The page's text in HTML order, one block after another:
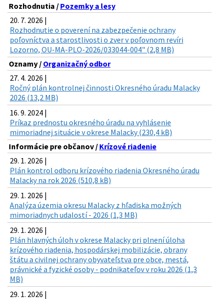
Rozhodnutia / Pozemky a lesy
20. 7. 2026 |
Rozhodnutie o poverení na zabezpečenie ochrany
poľovníctva a starostlivosti o zver v poľovnom revíri
Lozorno, OU-MA-PLO-2026/033044-004" (2,8 MB)
Oznamy / Organizačný odbor
27. 4. 2026 |
Ročný plán kontrolnej činnosti Okresného úradu Malacky
2026 (13,2 MB)
16. 9. 2024 |
Príkaz prednostu okresného úradu na vyhlásenie
mimoriadnej situácie v okrese Malacky (230,4 kB)
Informácie pre občanov / Krízové riadenie
29. 1. 2026 |
Plán kontrol odboru krízového riadenia Okresného úradu
Malacky na rok 2026 (510,8 kB)
29. 1. 2026 |
Analýza územia okresu Malacky z hľadiska možných
mimoriadnych udalostí - 2026 (1,3 MB)
29. 1. 2026 |
Plán hlavných úloh v okrese Malacky pri plnení úloha
krízového riadenia, hospodárskej mobilizácie, obrany
štátu a civilnej ochrany obyvateľstva pre obce, mestá,
právnické a fyzické osoby - podnikateľov v roku 2026 (1,3
MB)
29. 1. 2026 |